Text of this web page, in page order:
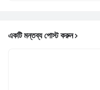
একটি মন্তব্য পোস্ট করুন